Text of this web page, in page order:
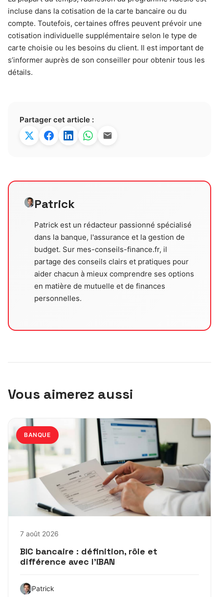
incluse dans la cotisation de la carte bancaire ou du
compte. Toutefois, certaines offres peuvent prévoir une
cotisation individuelle supplémentaire selon le type de
carte choisie ou les besoins du client. Il est important de
s’informer auprès de son conseiller pour obtenir tous les
détails.
Partager cet article :
Patrick
Patrick est un rédacteur passionné spécialisé
dans la banque, l'assurance et la gestion de
budget. Sur mes-conseils-finance.fr, il
partage des conseils clairs et pratiques pour
aider chacun à mieux comprendre ses options
en matière de mutuelle et de finances
personnelles.
Vous aimerez aussi
BANQUE
7 août 2026
BIC bancaire : définition, rôle et
différence avec l’IBAN
Patrick